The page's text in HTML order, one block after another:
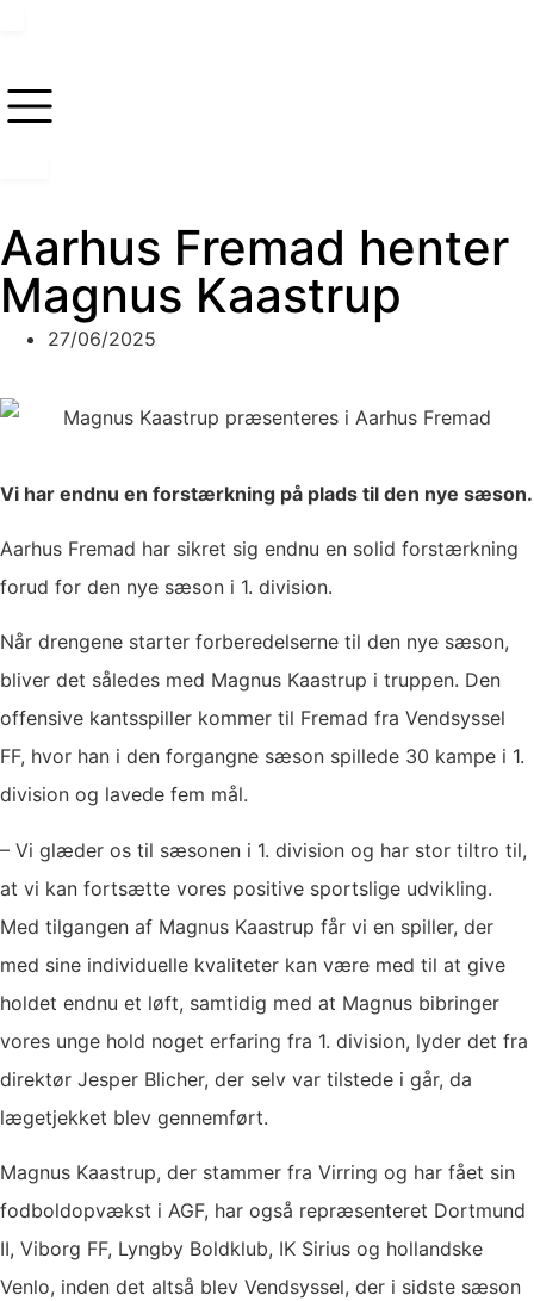
Aarhus Fremad henter
Magnus Kaastrup
27/06/2025
Vi har endnu en forstærkning på plads til den nye sæson.
Aarhus Fremad har sikret sig endnu en solid forstærkning
forud for den nye sæson i 1. division.
Når drengene starter forberedelserne til den nye sæson,
bliver det således med Magnus Kaastrup i truppen. Den
offensive kantsspiller kommer til Fremad fra Vendsyssel
FF, hvor han i den forgangne sæson spillede 30 kampe i 1.
division og lavede fem mål.
– Vi glæder os til sæsonen i 1. division og har stor tiltro til,
at vi kan fortsætte vores positive sportslige udvikling.
Med tilgangen af Magnus Kaastrup får vi en spiller, der
med sine individuelle kvaliteter kan være med til at give
holdet endnu et løft, samtidig med at Magnus bibringer
vores unge hold noget erfaring fra 1. division, lyder det fra
direktør Jesper Blicher, der selv var tilstede i går, da
lægetjekket blev gennemført.
Magnus Kaastrup, der stammer fra Virring og har fået sin
fodboldopvækst i AGF, har også repræsenteret Dortmund
II, Viborg FF, Lyngby Boldklub, IK Sirius og hollandske
Venlo, inden det altså blev Vendsyssel, der i sidste sæson